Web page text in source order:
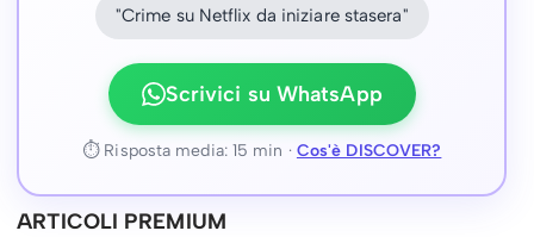
"Crime su Netflix da iniziare stasera"
Scrivici su WhatsApp
⏱ Risposta media: 15 min · Cos'è DISCOVER?
ARTICOLI PREMIUM